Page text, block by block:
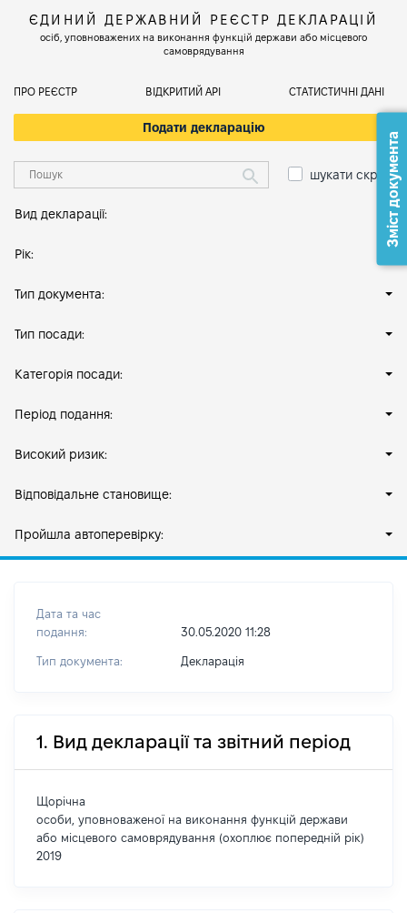
ЄДИНИЙ ДЕРЖАВНИЙ РЕЄСТР ДЕКЛАРАЦІЙ
осіб, уповноважених на виконання функцій держави або місцевого
самоврядування
ПРО РЕЄСТР ВІДКРИТИЙ АРІ СТАТИСТИЧНІ ДАНІ
Подати декларацію
шукати скрізь
Вид декларації:
Рік:
Тип документа:
Тип посади:
Категорія посади:
Період подання:
Високий ризик:
Відповідальне становище:
Пройшла автоперевірку:
Дата та час
подання:
30.05.2020 11:28
Тип документа: Декларація
1. Вид декларації та звітний період
Щорічна
особи, уповноваженої на виконання функцій держави
або місцевого самоврядування (охоплює попередній рік)
2019
Зміст документа